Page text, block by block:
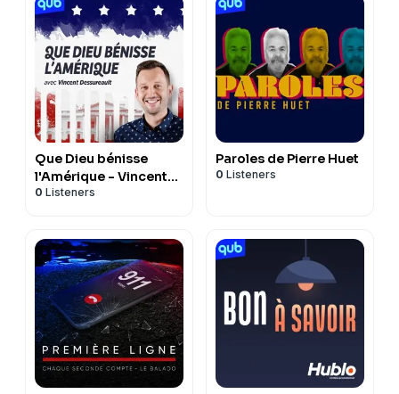
Que Dieu bénisse
l'Amérique - Vincent
Dessureault
0 Listeners
Paroles de Pierre Huet
0 Listeners